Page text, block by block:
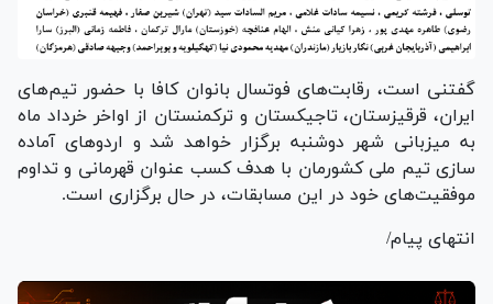
گفتنی است، رقابت‌های فوتسال بانوان کافا با حضور تیم‌های
ایران، قرقیزستان، تاجیکستان و ترکمنستان از اواخر خرداد ماه
به میزبانی شهر دوشنبه برگزار خواهد شد و اردو‌های آماده
سازی تیم ملی کشورمان با هدف کسب عنوان قهرمانی و تداوم
موفقیت‌های خود در این مسابقات، در حال برگزاری است.
انتهای پیام/